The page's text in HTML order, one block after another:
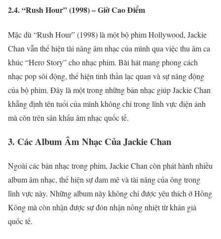
2.4. “Rush Hour” (1998) – Giờ Cao Điểm
Mặc dù “Rush Hour” (1998) là một bộ phim Hollywood, Jackie
Chan vẫn thể hiện tài năng âm nhạc của mình qua việc thu âm ca
khúc “Hero Story” cho nhạc phim. Bài hát mang phong cách
nhạc pop sôi động, thể hiện tinh thần lạc quan và sự năng động
của bộ phim. Đây là một trong những bản nhạc giúp Jackie Chan
khẳng định tên tuổi của mình không chỉ trong lĩnh vực điện ảnh
mà còn trên sân khấu âm nhạc quốc tế.
3. Các Album Âm Nhạc Của Jackie Chan
Ngoài các bản nhạc trong phim, Jackie Chan còn phát hành nhiều
album âm nhạc, thể hiện sự đam mê và tài năng của ông trong
lĩnh vực này. Những album này không chỉ được yêu thích ở Hồng
Kông mà còn nhận được sự đón nhận nồng nhiệt từ khán giả
quốc tế.